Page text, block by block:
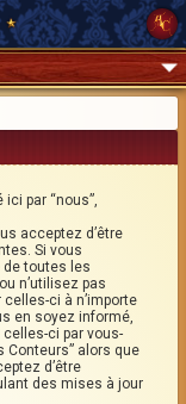
par “nous”,
acceptez d’être
Si vous
de toutes les
n’utilisez pas
ci à n’importe
en soyez informé,
celles-ci par vous-
Conteurs” alors que
d’être
des mises à jour